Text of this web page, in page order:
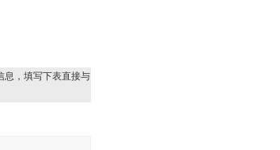
息，填写下表直接与